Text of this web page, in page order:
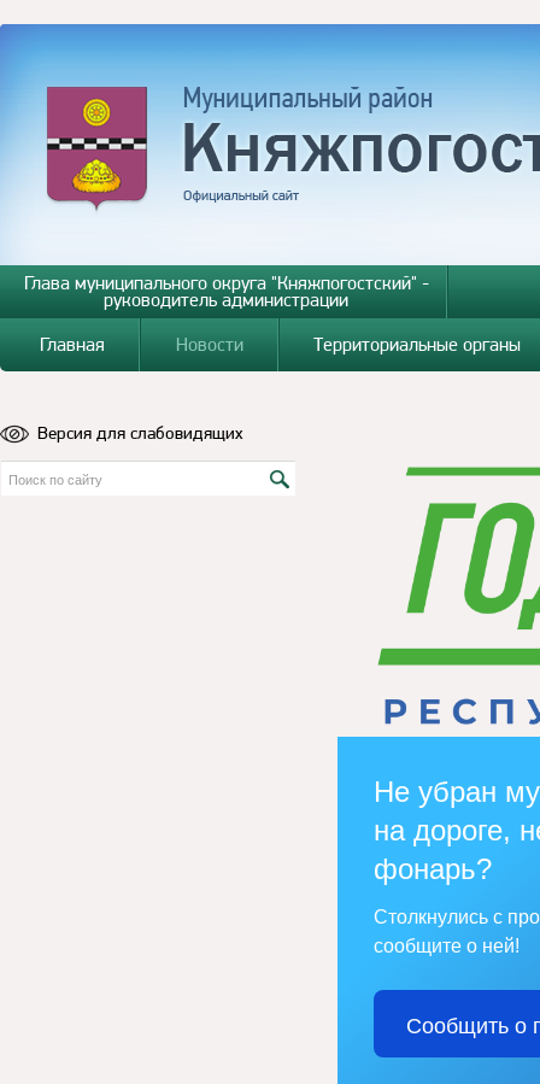
Глава муниципального округа "Княжпогостский" -
руководитель администрации
Главная
Новости Территориальные органы
Версия для слабовидящих
Не убран
на дороге,
фонарь?
Столкнулись с
сообщите о ней!
Сообщить о